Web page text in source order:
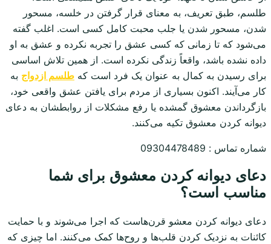
طلسم، طبق تعریف، به معنای قرار گرفتن در خلسه، مسحور
شدن، مسحور شدن یا جلب محبت کامل کسی است. اغلب گفته
می‌شود که تا زمانی که کسی عشق را تجربه نکرده و عشق به او
داده نشده باشد، واقعاً زندگی نکرده است. از همین تلاش اساسی
برای رسیدن به کمال به عنوان یک فرد است که طلسم ازدواج به
کار می‌آیند. اکنون بسیاری از مردم برای یافتن عشق واقعی خود،
بازگرداندن معشوق گمشده یا رفع مشکلات از روابطشان به دعای
دیوانه کردن معشوق تکیه می‌کنند.
شماره تماس : 09304478489
دعای دیوانه کردن معشوق برای شما
مناسب است؟
دعای دیوانه کردن معشو قرن‌هاست که اجرا می‌شوند و با حمایت
کائنات به نزدیک کردن قلب‌ها و روح‌ها کمک می‌کنند. اما چیزی که